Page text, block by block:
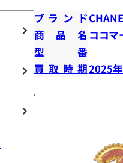
ブランド
商品名 ココ
型番
買取時期2025